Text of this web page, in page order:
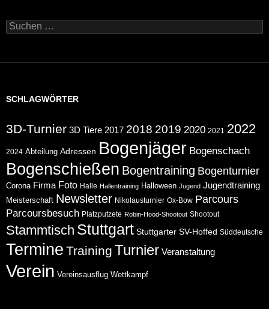
Suchen
nach:
SCHLAGWÖRTER
3D-Turnier 3D Tiere 2017 2018 2019 2020 2021 2022
2024 Abteilung Adressen Bogenjäger Bogenschach
Bogenschießen Bogentraining Bogenturnier
Corona Firma Foto Halle Hallentraining Halloween Jugend Jugendtraining
Meisterschaft Newsletter Nikolausturnier Ox-Bow Parcours
Parcoursbesuch Platzputzete Robin-Hood-Shootout Shootout
Stammtisch Stuttgart Stuttgarter SV-Hoffed Süddeutsche
Termine Training Turnier Veranstaltung
Verein Vereinsausflug Wettkampf